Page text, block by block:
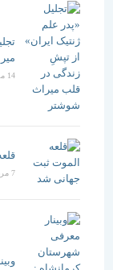
تجلیل
میراث
14 مرداد 1405
قلعه
وبینار